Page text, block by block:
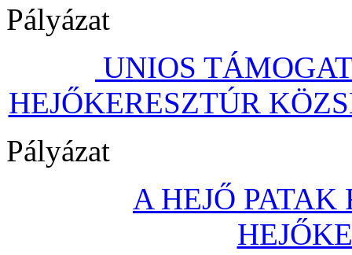
Pályázat
UNIOS
HEJŐKERESZTÚR
Pályázat
A HEJŐ